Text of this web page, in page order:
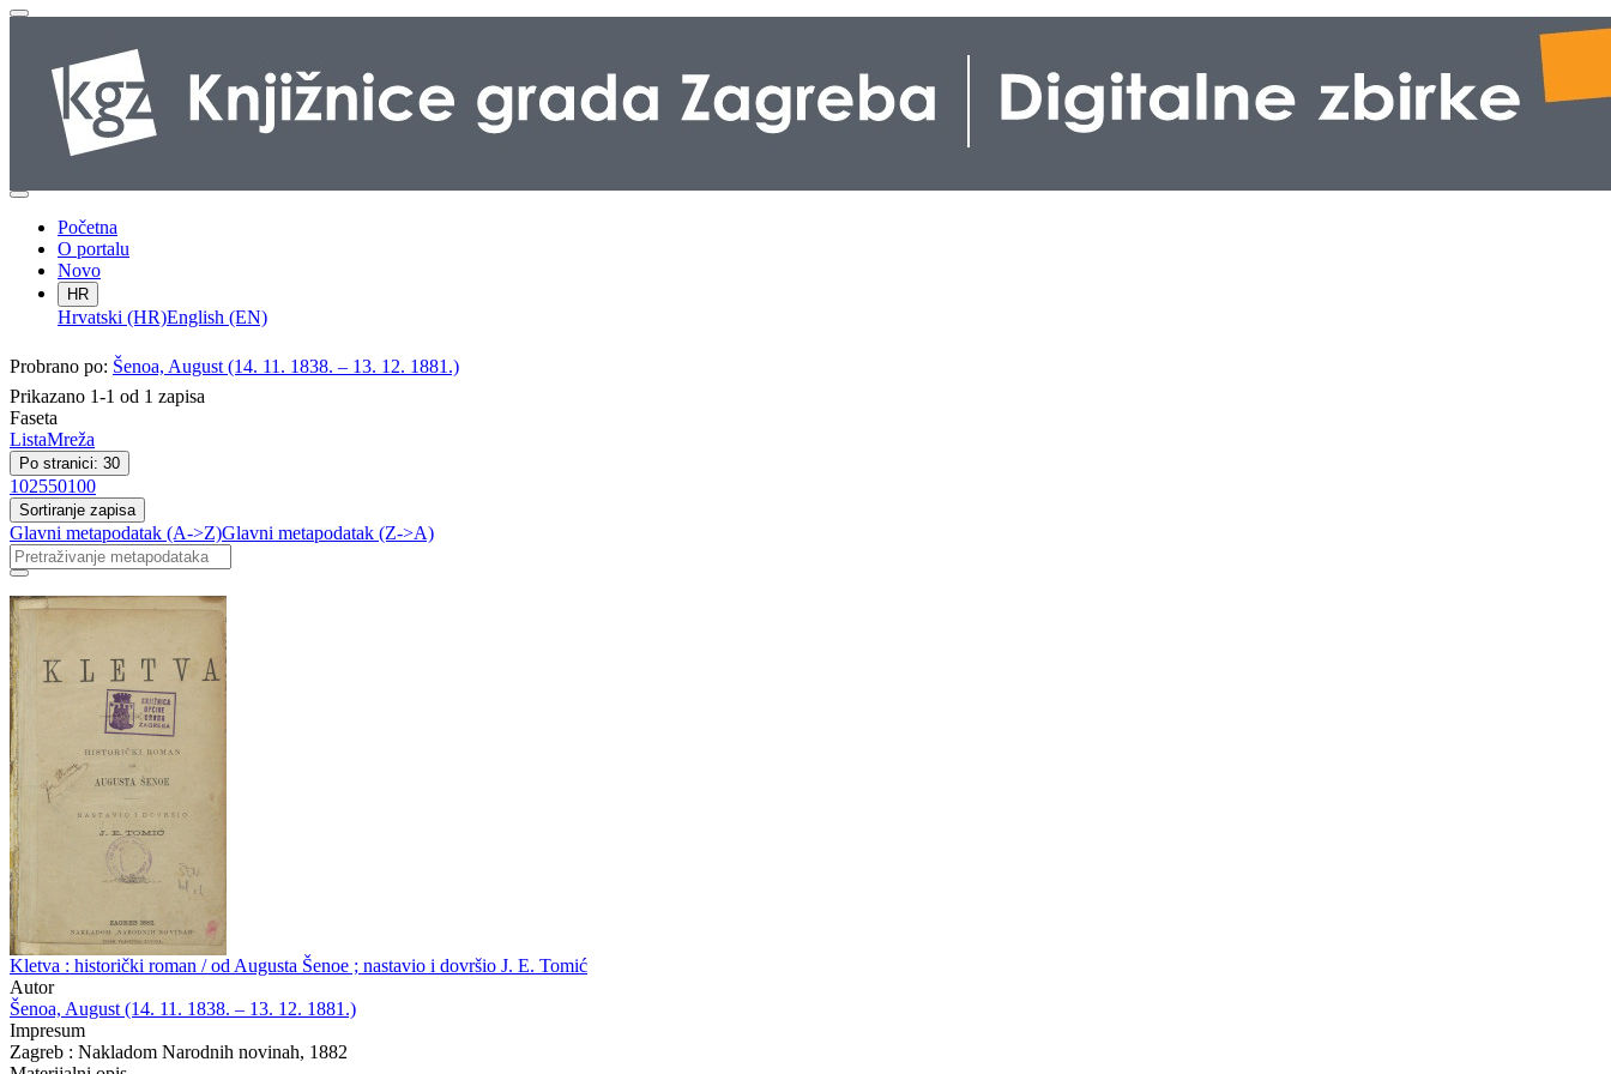
Početna
O portalu
Novo
HR
Hrvatski (HR)English (EN)
Probrano po: Šenoa, August (14. 11. 1838. – 13. 12. 1881.)
Prikazano 1-1 od 1 zapisa
Faseta
ListaMreža
Po stranici: 30
102550100
Sortiranje zapisa
Glavni metapodatak (A->Z)Glavni metapodatak (Z->A)
Kletva : historički roman / od Augusta Šenoe ; nastavio i dovršio J. E. Tomić
Autor
Šenoa, August (14. 11. 1838. – 13. 12. 1881.)
Impresum
Zagreb : Nakladom Narodnih novinah, 1882